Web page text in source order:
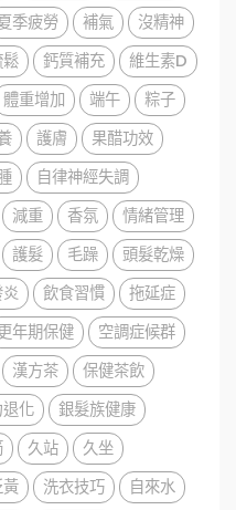
季疲勞 補氣
沒精神
鬆 鈣質補充
維生素D
體重增加 端午
粽子
護膚
果醋功效
自律神經失調
減重 香氛
情緒管理
護髮 毛躁
頭髮乾燥
飲食習慣
拖延症
年期保健
空調症候群
漢方茶
保健茶飲
退化
銀髮族健康
久站
久坐
黃 洗衣技巧
自來水